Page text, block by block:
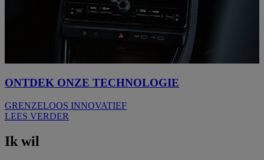
ONTDEK ONZE TECHNOLOGIE
GRENZELOOS INNOVATIEF
LEES VERDER
Ik wil